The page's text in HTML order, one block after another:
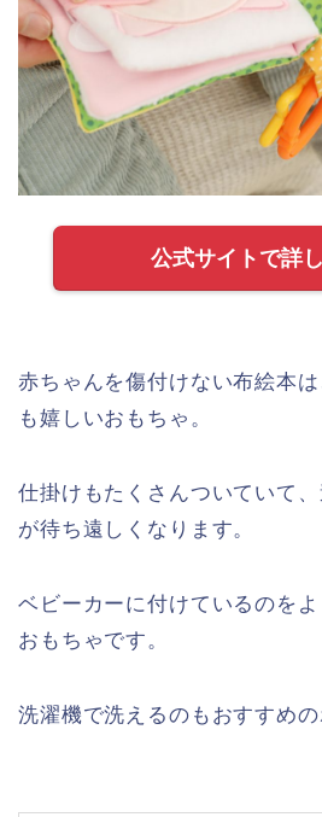
公式サイトで詳
赤ちゃんを傷付けない布絵本
も嬉しいおもちゃ。
仕掛けもたくさんついていて
が待ち遠しくなります。
ベビーカーに付けているのを
おもちゃです。
洗濯機で洗えるのもおすすめの